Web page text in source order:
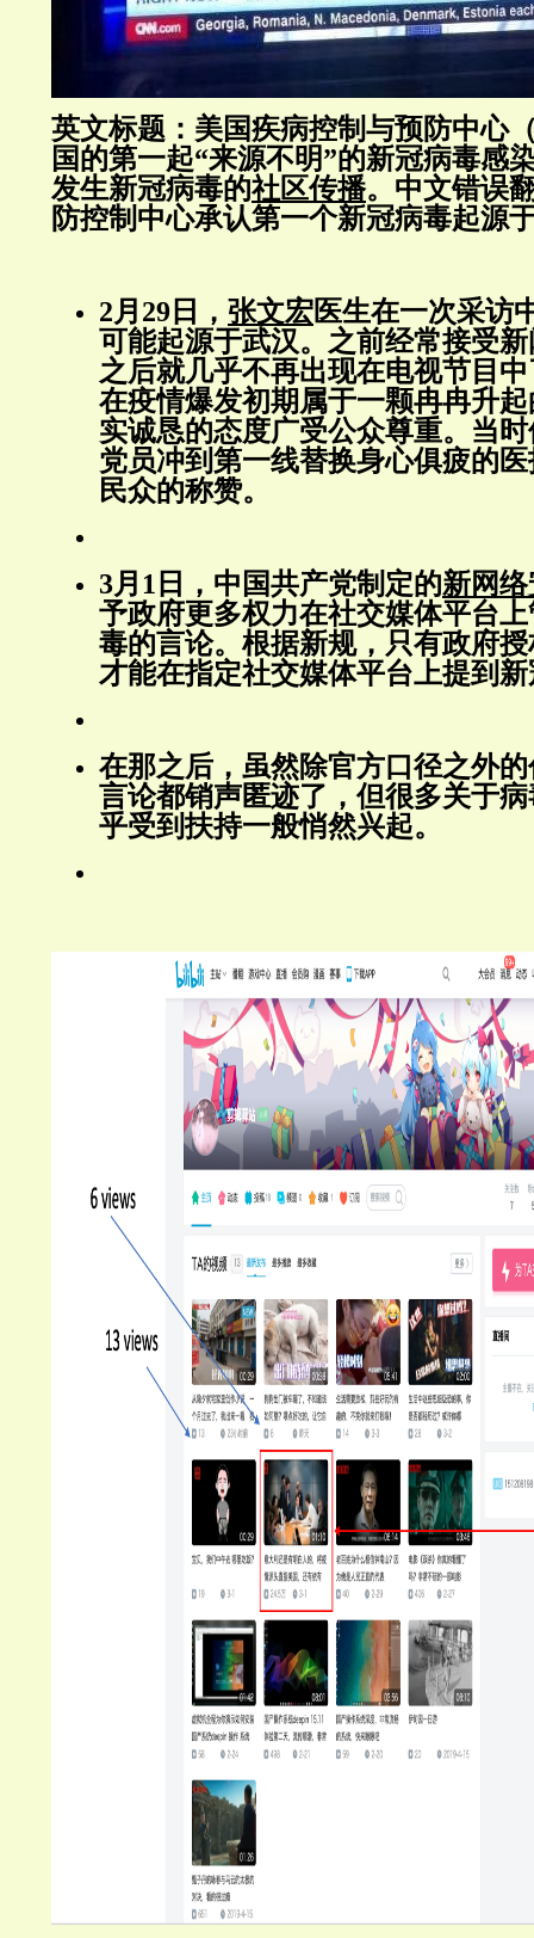
英文标题：美国疾病控制与预防中心
国的第一起“来源不明”的新冠病毒感
发生新冠病毒的社区传播。 中文错误
防控制中心承认第一个新冠病毒起源
2月29日， 张文宏医生在一次采访
可能起源于武汉。之前经常接受
之后就几乎不再出现在电视节目
在疫情爆发初期属于一颗冉冉升
实诚恳的态度广受公众尊重。当
党员冲到第一线替换身心俱疲的
民众的称赞。
3月1日，中国共产党制定的新网
予政府更多权力在社交媒体平台
毒的言论。根据新规，只有政府
才能在指定社交媒体平台上提到
在那之后，虽然除官方口径之外
言论都销声匿迹了，但很多关于
乎受到扶持一般悄然兴起。